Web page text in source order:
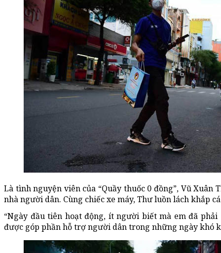
Là tình nguyện viên của “Quầy thuốc 0 đồng”, Vũ
nhà người dân. Cùng chiếc xe máy, Thư luồn lách khắp
“Ngày đầu tiên hoạt động, ít người biết mà em đã
được góp phần hỗ trợ người dân trong những ngày khó